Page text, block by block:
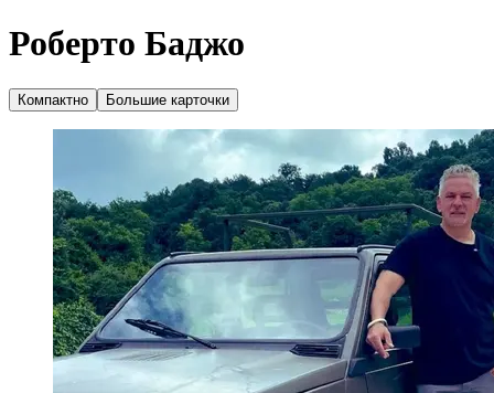
Роберто Баджо
Компактно Большие карточки